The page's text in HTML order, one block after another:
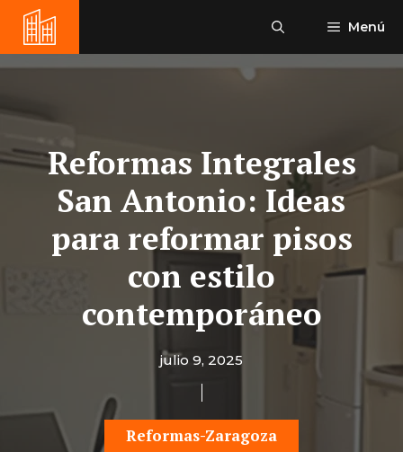
Saltar
contenido
Menú
Reformas Integrales
San Antonio: Ideas
para reformar pisos
con estilo
contemporáneo
julio 9, 2025
Reformas-Zaragoza